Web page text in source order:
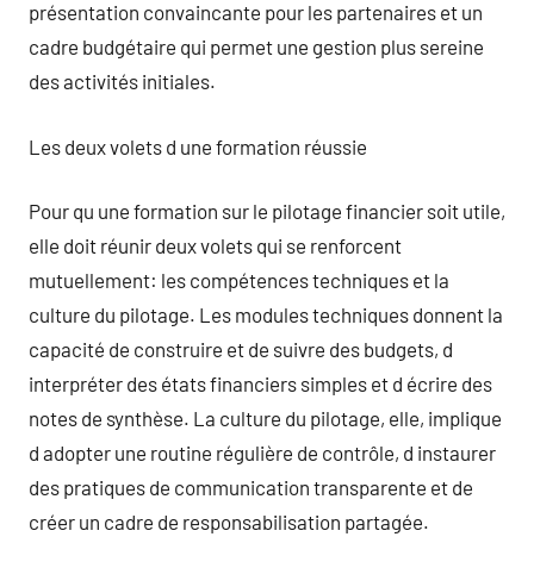
présentation convaincante pour les partenaires et un
cadre budgétaire qui permet une gestion plus sereine
des activités initiales.
Les deux volets d une formation réussie
Pour qu une formation sur le pilotage financier soit utile,
elle doit réunir deux volets qui se renforcent
mutuellement: les compétences techniques et la
culture du pilotage. Les modules techniques donnent la
capacité de construire et de suivre des budgets, d
interpréter des états financiers simples et d écrire des
notes de synthèse. La culture du pilotage, elle, implique
d adopter une routine régulière de contrôle, d instaurer
des pratiques de communication transparente et de
créer un cadre de responsabilisation partagée.